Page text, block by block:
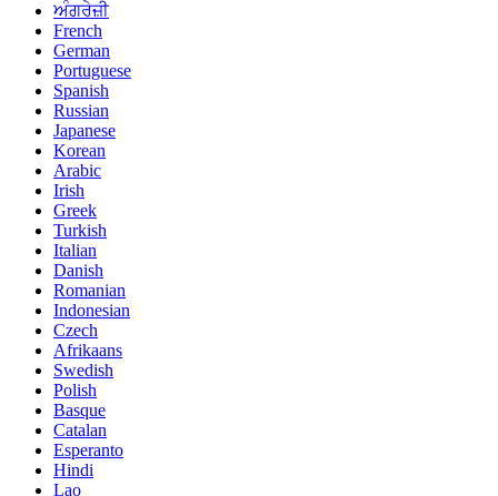
ਅੰਗਰੇਜ਼ੀ
French
German
Portuguese
Spanish
Russian
Japanese
Korean
Arabic
Irish
Greek
Turkish
Italian
Danish
Romanian
Indonesian
Czech
Afrikaans
Swedish
Polish
Basque
Catalan
Esperanto
Hindi
Lao